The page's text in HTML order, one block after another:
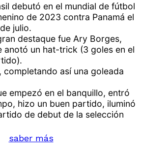
debutó en el mundial de fútbol
de 2023 contra Panamá el
julio.
destaque fue Ary Borges,
anotó un hat-trick (3 goles en el
completando así una goleada
empezó en el banquillo, entró
hizo un buen partido, iluminó
de debut de la selección
saber más